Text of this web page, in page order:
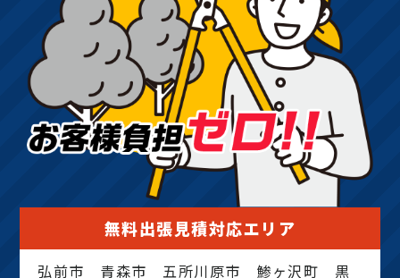
無料出張見積対応エリア
弘前市 青森市 五所川原市 鯵ヶ沢町 黒